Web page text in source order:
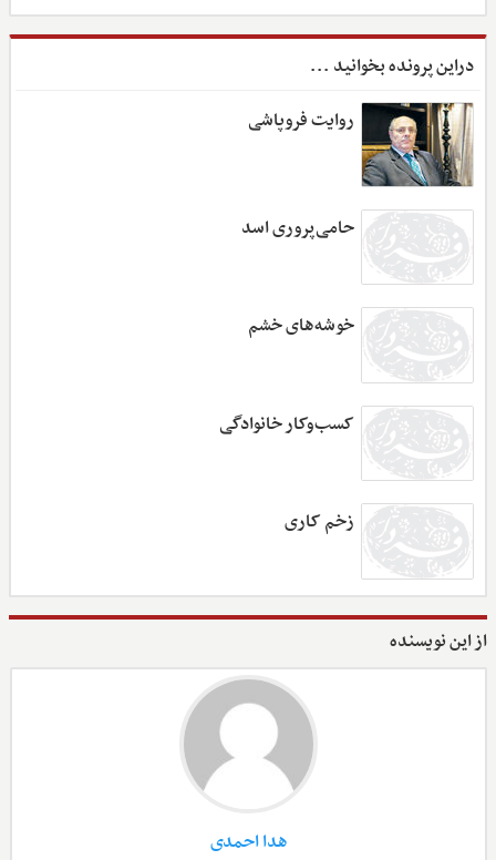
دراین پرونده بخوانید ...
روایت فروپاشی
حامی‌پروری اسد
خوشه‌های خشم
کسب‌وکار خانوادگی
زخم کاری
از این نویسنده
هدا احمدی